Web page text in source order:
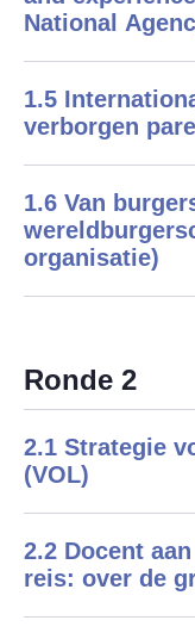
National
1.5
verborgen
1.6 Van
organisatie)
Ronde 2
2.1 Strategie
(VOL)
2.2 Docent
reis: over de